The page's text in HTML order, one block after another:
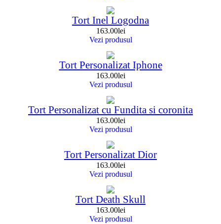
Tort Inel Logodna
163.00lei
Vezi produsul
Tort Personalizat Iphone
163.00lei
Vezi produsul
Tort Personalizat cu Fundita si coronita
163.00lei
Vezi produsul
Tort Personalizat Dior
163.00lei
Vezi produsul
Tort Death Skull
163.00lei
Vezi produsul